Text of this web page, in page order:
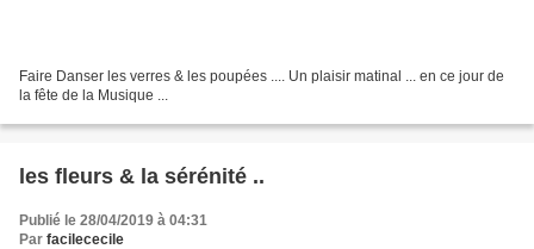
Faire Danser les verres & les poupées .... Un plaisir matinal ... en ce jour de
la fête de la Musique ...
les fleurs & la sérénité ..
Publié le 28/04/2019 à 04:31
Par facilececile